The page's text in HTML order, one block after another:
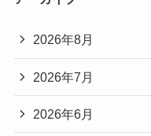
2026年8月
2026年7月
2026年6月